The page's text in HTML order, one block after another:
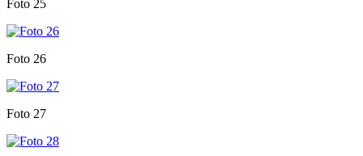
Foto 25
Foto 26
Foto 27